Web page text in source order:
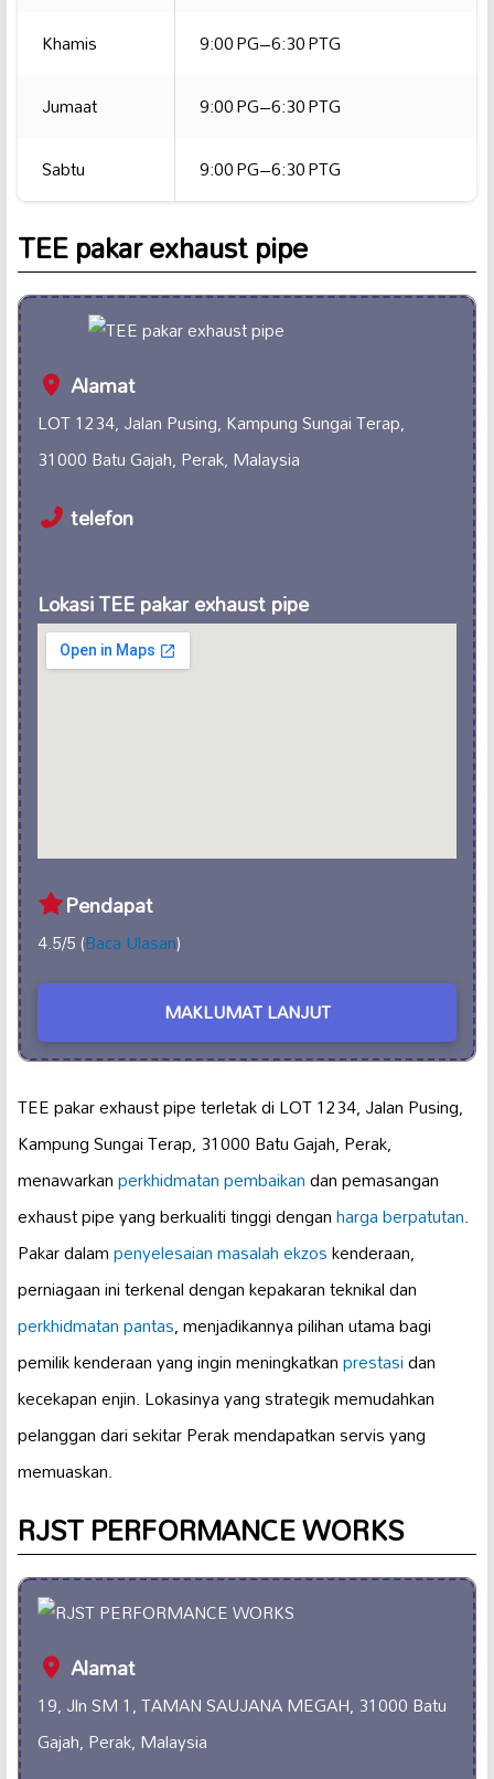
Khamis
9:00 PG–6:30 PTG
Jumaat
9:00 PG–6:30 PTG
Sabtu
9:00 PG–6:30 PTG
TEE pakar exhaust pipe
Alamat
LOT 1234, Jalan Pusing, Kampung Sungai Terap,
31000 Batu Gajah, Perak, Malaysia
telefon
Lokasi TEE pakar exhaust pipe
Pendapat
4.5/5 (Baca Ulasan)
MAKLUMAT LANJUT
TEE pakar exhaust pipe terletak di LOT 1234, Jalan Pusing,
Kampung Sungai Terap, 31000 Batu Gajah, Perak,
menawarkanperkhidmatan pembaikandan pemasangan
exhaust pipe yang berkualiti tinggi denganharga berpatutan.
Pakar dalampenyelesaian masalah ekzoskenderaan,
perniagaan ini terkenal dengan kepakaran teknikal dan
perkhidmatan pantas, menjadikannya pilihan utama bagi
pemilik kenderaan yang ingin meningkatkanprestasidan
kecekapan enjin. Lokasinya yang strategik memudahkan
pelanggan dari sekitar Perak mendapatkan servis yang
memuaskan.
RJST PERFORMANCE WORKS
Alamat
19, Jln SM 1, TAMAN SAUJANA MEGAH, 31000 Batu
Gajah, Perak, Malaysia